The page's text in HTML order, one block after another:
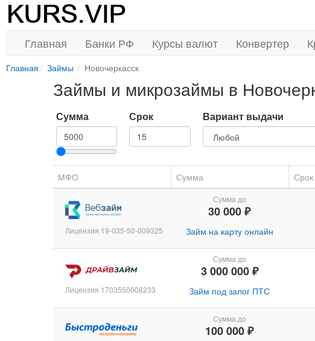
Главная Банки РФ Курсы валют Конвертер
Главная Займы Новочеркасск
Займы и микрозаймы в
Сумма Срок Вариант выдачи
МФО Сумма Срок
Лицензия 19-035-50-009325
Сумма до
30 000 ₽
Займ на карту онлайн
Лицензия 1703550008233
Сумма до
3 000 000 ₽
Займ под залог ПТС
Сумма до
100 000 ₽